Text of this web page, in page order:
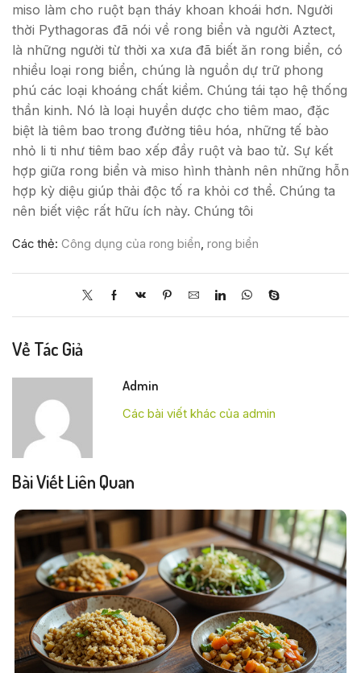
miso làm cho ruột bạn tháy khoan khoái hơn. Người
thời Pythagoras đã nói về rong biển và người Aztect,
là những người từ thời xa xưa đã biết ăn rong biển, có
nhiều loại rong biển, chúng là nguồn dự trữ phong
phú các loại khoáng chất kiềm. Chúng tái tạo hệ thống
thần kinh. Nó là loại huyền dược cho tiêm mao, đặc
biệt là tiêm bao trong đường tiêu hóa, những tế bào
nhỏ li ti như tiêm bao xếp đầy ruột và bao tử. Sự kết
hợp giữa rong biển và miso hình thành nên những hỗn
hợp kỳ diệu giúp thải độc tố ra khỏi cơ thể. Chúng ta
nên biết việc rất hữu ích này. Chúng tôi
Các thẻ: Công dụng của rong biển, rong biển
Về Tác Giả
Admin
Các bài viết khác của admin
Bài Viết Liên Quan